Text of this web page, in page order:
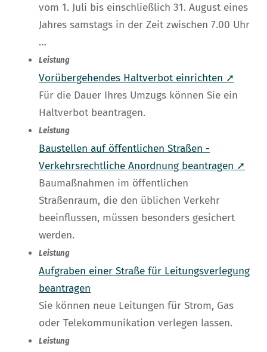
vom 1. Juli bis einschließlich 31. August eines
Jahres samstags in der Zeit zwischen 7.00 Uhr
…
Leistung
Vorübergehendes Haltverbot einrichten ➚
Für die Dauer Ihres Umzugs können Sie ein
Haltverbot beantragen.
Leistung
Baustellen auf öffentlichen Straßen -
Verkehrsrechtliche Anordnung beantragen ➚
Baumaßnahmen im öffentlichen
Straßenraum, die den üblichen Verkehr
beeinflussen, müssen besonders gesichert
werden.
Leistung
Aufgraben einer Straße für Leitungsverlegung
beantragen
Sie können neue Leitungen für Strom, Gas
oder Telekommunikation verlegen lassen.
Leistung